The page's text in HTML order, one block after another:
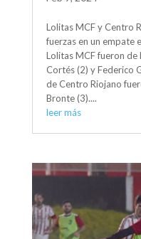
Lolitas MCF y Centro
fuerzas en un empate
Lolitas MCF fueron de
Cortés (2) y Federico
de Centro Riojano
Bronte (3)....
leer más